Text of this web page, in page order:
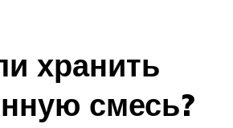
хранить
смесь?